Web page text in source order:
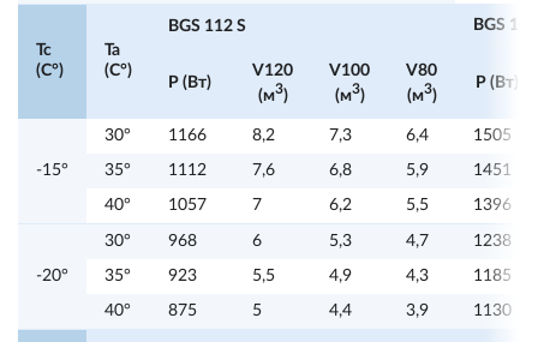
Tc
(C°)
Ta
(C°)
BGS 112 S BGS
P (Вт)
V120
(м3)
V100
(м3)
V80
(м3)
P (Вт)
-15°
30° 1166 8,2 7,3 6,4 1505
35° 1112 7,6 6,8 5,9 1451
40° 1057 7 6,2 5,5 1396
-20°
30° 968 6 5,3 4,7 1238
35° 923 5,5 4,9 4,3 1185
40° 875 5 4,4 3,9 1130